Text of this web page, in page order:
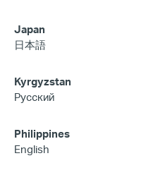
Japan
日本語
Kyrgyzstan
Русский
Philippines
English